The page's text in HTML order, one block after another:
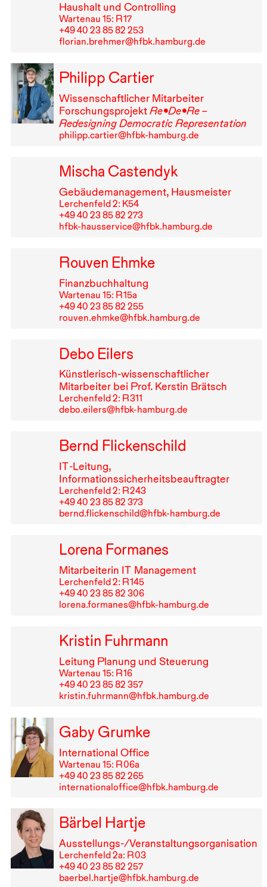
Haushalt und Controlling
Wartenau 15: R⁠ ⁠17
+49⁠ ⁠40⁠ ⁠23⁠ ⁠85⁠ ⁠82⁠ ⁠253
florian.brehmer@hfbk.hamburg.de
Philipp Cartier
Wissenschaftlicher Mitarbeiter
ForschungsprojektRe•De•Re –
Redesigning Democratic Representation
philipp.cartier@hfbk-hamburg.de
Mischa Castendyk
Gebäudemanagement, Hausmeister
Lerchenfeld 2: K54
+49⁠ ⁠40⁠ ⁠23⁠ ⁠85⁠ ⁠82⁠ ⁠273
hfbk-hausservice@hfbk.hamburg.de
Rouven Ehmke
Finanzbuchhaltung
Wartenau 15: R⁠ ⁠15a
+49⁠ ⁠40⁠ ⁠23⁠ ⁠85⁠ ⁠82⁠ ⁠255
rouven.ehmke@hfbk.hamburg.de
Debo Eilers
Künstlerisch-wissenschaftlicher
Mitarbeiter bei Prof. Kerstin Brätsch
Lerchenfeld 2: R⁠ ⁠311
debo.eilers@hfbk-hamburg.de
Bernd Flickenschild
IT-Leitung,
Informationssicherheitsbeauftragter
Lerchenfeld 2: R⁠ ⁠243
+49⁠ ⁠40⁠ ⁠23⁠ ⁠85⁠ ⁠82⁠ ⁠373
bernd.flickenschild@hfbk-hamburg.de
Lorena Formanes
Mitarbeiterin IT Management
Lerchenfeld 2: R⁠ ⁠145
+49⁠ ⁠40⁠ ⁠23⁠ ⁠85⁠ ⁠82⁠ ⁠306
lorena.formanes@hfbk-hamburg.de
Kristin Fuhrmann
Leitung Planung und Steuerung
Wartenau 15: R⁠ ⁠16
+49⁠ ⁠40⁠ ⁠23⁠ ⁠85⁠ ⁠82⁠ ⁠357
kristin.fuhrmann@hfbk.hamburg.de
Gaby Grumke
International Office
Wartenau 15: R⁠ ⁠06a
+49⁠ ⁠40⁠ ⁠23⁠ ⁠85⁠ ⁠82⁠ ⁠265
internationaloffice@hfbk.hamburg.de
Bärbel Hartje
Ausstellungs-/Veranstaltungsorganisation
Lerchenfeld 2a: R⁠ ⁠03
+49⁠ ⁠40⁠ ⁠23⁠ ⁠85⁠ ⁠82⁠ ⁠257
baerbel.hartje@hfbk.hamburg.de